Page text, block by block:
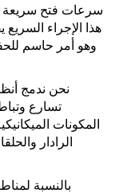
هذا الإجراء
وهو أمر حاسم
نحن ندمج
تسارع
المكونات
الرادار
بالنسبة